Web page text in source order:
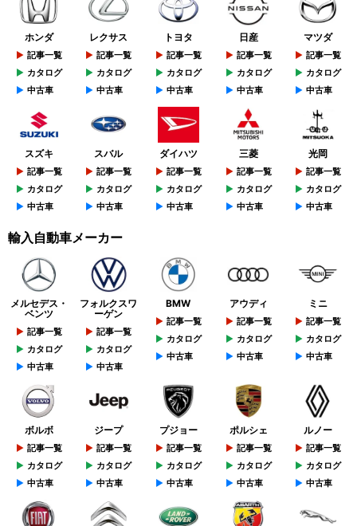
ホンダ
記事一覧
カタログ
中古車
レクサス
記事一覧
カタログ
中古車
トヨタ
記事一覧
カタログ
中古車
日産
記事一覧
カタログ
中古車
マツダ
記事一覧
カタログ
中古車
スズキ
記事一覧
カタログ
中古車
スバル
記事一覧
カタログ
中古車
ダイハツ
記事一覧
カタログ
中古車
三菱
記事一覧
カタログ
中古車
光岡
記事一覧
カタログ
中古車
輸入自動車メーカー
メルセデス・
ベンツ
記事一覧
カタログ
中古車
フォルクスワ
ーゲン
記事一覧
カタログ
中古車
BMW
記事一覧
カタログ
中古車
アウディ
記事一覧
カタログ
中古車
ミニ
記事一覧
カタログ
中古車
ボルボ
記事一覧
カタログ
中古車
ジープ
記事一覧
カタログ
中古車
プジョー
記事一覧
カタログ
中古車
ポルシェ
記事一覧
カタログ
中古車
ルノー
記事一覧
カタログ
中古車